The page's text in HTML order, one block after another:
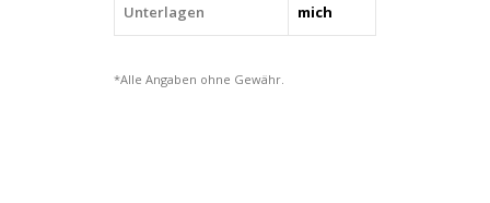
Unterlagen
mich
*Alle Angaben ohne Gewähr.